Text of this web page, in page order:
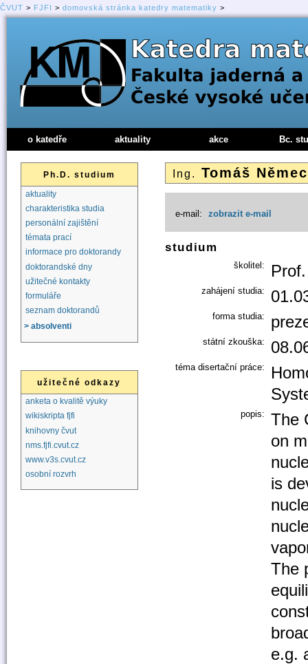
ČVUT > FJFI > domovská stránka katedry matematiky >
Ing. Tomáš
e-mail: zobrazit e-mail
studium
školitel:
zahájení studia:
forma studia:
státní zkouška:
téma disertační práce:
popis:
The
on
is
The
e.g.
o katedře aktuality akce Bc.
Ph.D. studium
aktuality
charakteristika studia
personální zajištění
témata prací
informace pro doktorandy
doktorandské dny
užitečné kontakty
formuláře
seznam doktorandů
> absolventi
užitečné odkazy
anketa o kvalitě výuky
wikiskripta fjfi
knihovny čvut
nms.fjfi.cvut.cz
www.v3s.cvut.cz
osobní rozvrh